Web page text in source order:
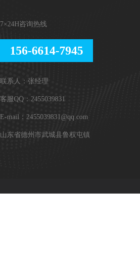
7×24H咨询热线
156-6614-7945
联系人：张经理
客服QQ：2455039831
E-mail：2455039831@qq.com
山东省德州市武城县鲁权屯镇